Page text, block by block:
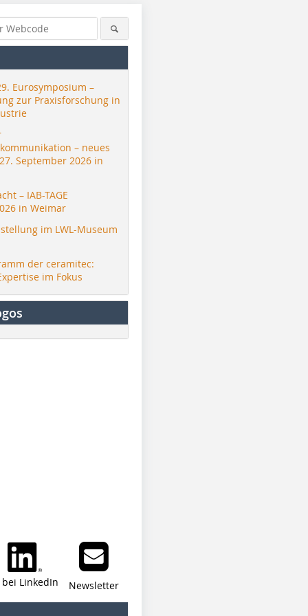
Eurosymposium –
zur Praxisforschung in
– neues
September 2026 in
– IAB-TAGE
in Weimar
im LWL-Museum
der ceramitec:
im Fokus
bei LinkedIn Newsletter